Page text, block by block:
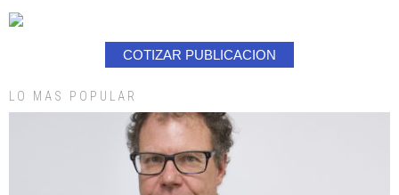
COTIZAR PUBLICACION
LO MAS POPULAR